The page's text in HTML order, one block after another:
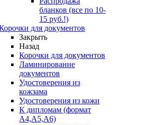
бланков (все по 10-
15 руб.!)
для документов
Закрыть
Назад
Корочки для документов
Ламинирование
документов
Удостоверения из
кожзама
Удостоверения из кожи
К дипломам (формат
А4,А5,А6)